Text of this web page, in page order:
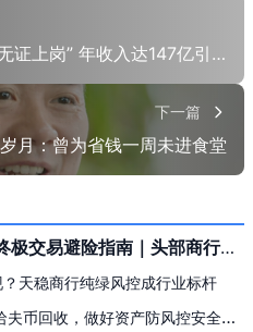
朋友网
豆瓣
股吧
曹操出行被曝6.5万名司机“无证上岗” 年收入达147亿引关注
下一篇
月：曾为省钱一周未进食堂
交易避险指南｜头部商行实
天稳商行纯绿风控成行业标杆
币回收，做好资产防风控安全出